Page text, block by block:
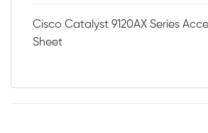
Cisco Catalyst 9120AX Series
Sheet